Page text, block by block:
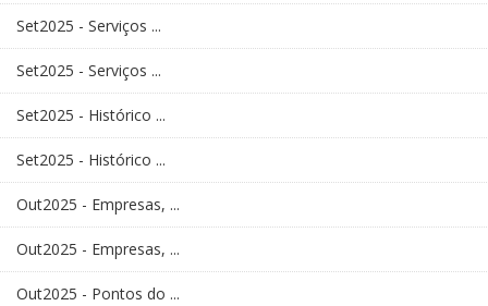
Set2025 - Serviços ...
Set2025 - Serviços ...
Set2025 - Histórico ...
Set2025 - Histórico ...
Out2025 - Empresas, ...
Out2025 - Empresas, ...
Out2025 - Pontos do ...